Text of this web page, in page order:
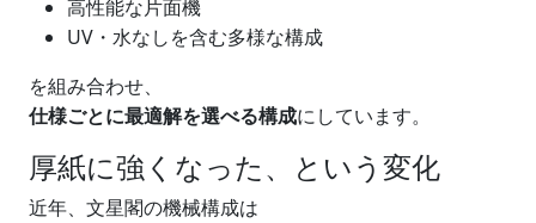
高性能な片面機
UV・水なしを含む多様な構成
を組み合わせ、
仕様ごとに最適解を選べる構成にしています。
厚紙に強くなった、という変化
近年、文星閣の機械構成は